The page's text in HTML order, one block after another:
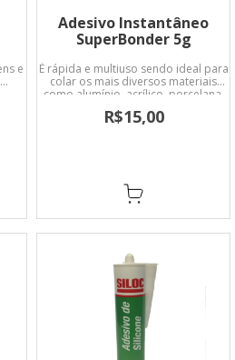
e
Adesivo Instantâneo
SuperBonder 5g
É rápida e multiuso sendo ideal para
colar os mais diversos materiais
como alumínio, acrílico, porcelana,
cerâmica, cortiça, plásticos, madeira,
couro, papel, cristais, borracha, PVC,
R$15,00